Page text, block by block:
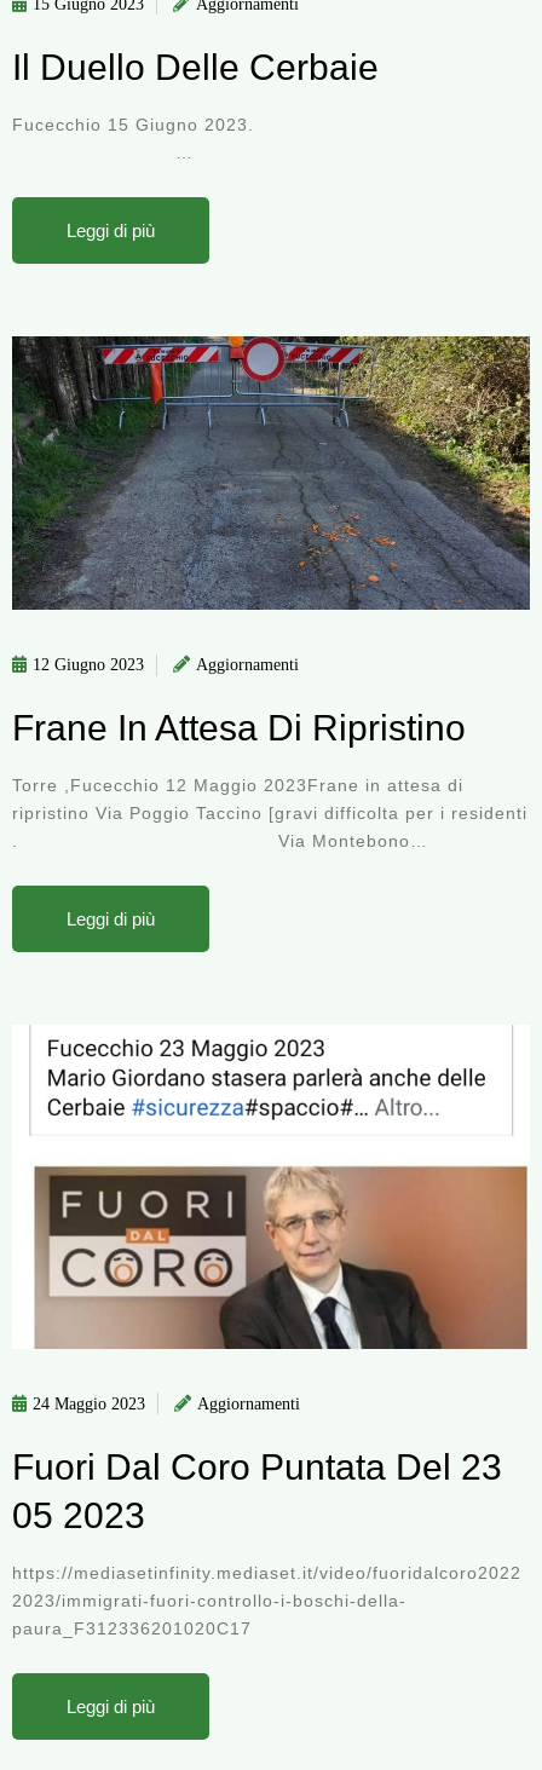
15 Giugno 2023 Aggiornamenti
Il Duello Delle Cerbaie
Fucecchio 15 Giugno 2023.
Leggi di più
12 Giugno 2023 Aggiornamenti
Frane In Attesa Di Ripristino
Torre ,Fucecchio 12 Maggio 2023Frane in attesa di
ripristino Via Poggio Taccino [gravi difficolta per i residenti
. Via Montebono…
Leggi di più
24 Maggio 2023 Aggiornamenti
Fuori Dal Coro Puntata Del 23
05 2023
https://mediasetinfinity.mediaset.it/video/fuoridalcoro2022
2023/immigrati-fuori-controllo-i-boschi-della-
paura_F312336201020C17
Leggi di più